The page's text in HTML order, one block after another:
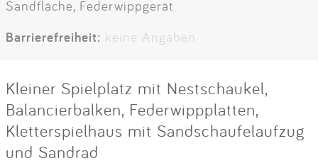
Sandfläche, Federwippgerät
Barrierefreiheit: keine Angaben
Kleiner Spielplatz mit Nestschaukel,
Balancierbalken, Federwippplatten,
Kletterspielhaus mit Sandschaufelaufzug
und Sandrad